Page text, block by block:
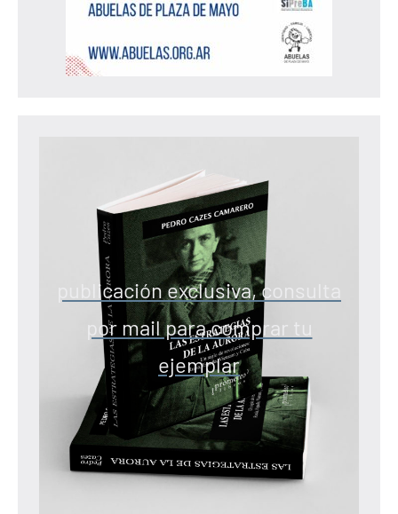
publicación exclusiva, consulta
por mail para comprar tu
ejemplar